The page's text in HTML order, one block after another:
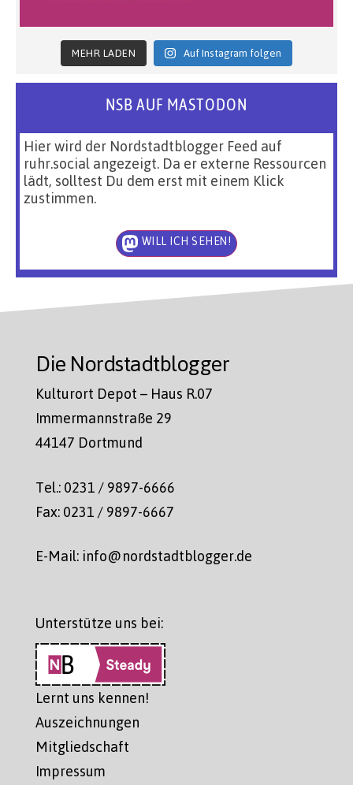
MEHR LADEN Auf Instagram folgen
NSB AUF MASTODON
Hier wird der Nordstadtblogger Feed auf
ruhr.social angezeigt. Da er externe Ressourcen
lädt, solltest Du dem erst mit einem Klick
zustimmen.
WILL ICH SEHEN!
Die Nordstadtblogger
Kulturort Depot – Haus R.07
Immermannstraße 29
44147 Dortmund
Tel.: 0231 / 9897-6666
Fax: 0231 / 9897-6667
E-Mail: info@nordstadtblogger.de
Unterstütze uns bei:
Lernt uns kennen!
Auszeichnungen
Mitgliedschaft
Impressum